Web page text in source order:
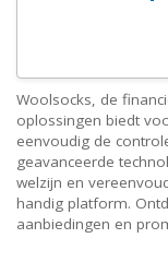
Woolsocks, de
oplossingen biedt
eenvoudig de
geavanceerde
welzijn en
handig platform.
aanbiedingen en